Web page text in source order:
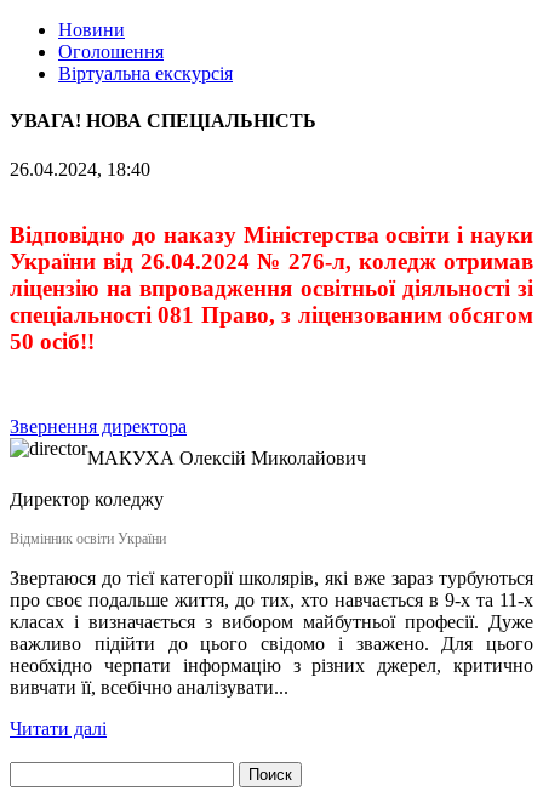
Новини
Оголошення
Віртуальна екскурсія
УВАГА! НОВА СПЕЦІАЛЬНІСТЬ
26.04.2024, 18:40
Відповідно до наказу Міністерства освіти і науки
України від 26.04.2024 № 276-л, коледж отримав
ліцензію на впровадження освітньої діяльності зі
спеціальності 081 Право, з ліцензованим обсягом
50 осіб!!
Звернення директора
МАКУХА Олексій Миколайович
Директор коледжу
Відмінник освіти України
Звертаюся до тієї категорії школярів, які вже зараз турбуються
про своє подальше життя, до тих, хто навчається в 9-х та 11-х
класах і визначається з вибором майбутньої професії. Дуже
важливо підійти до цього свідомо і зважено. Для цього
необхідно черпати інформацію з різних джерел, критично
вивчати її, всебічно аналізувати...
Читати далі